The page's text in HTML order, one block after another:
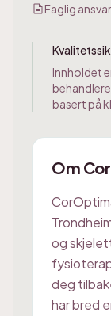
Faglig
Innholdet
basert på
Om
og
deg
har bred